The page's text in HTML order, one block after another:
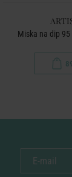
Miska na dip